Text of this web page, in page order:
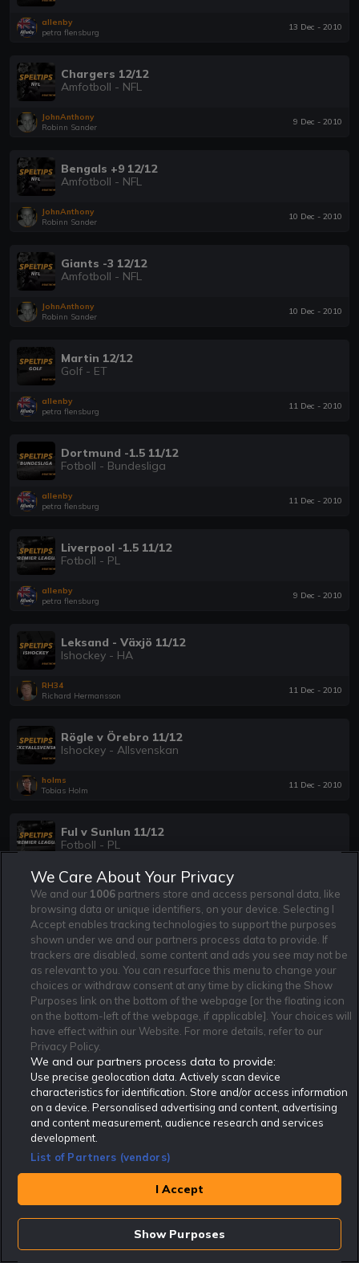
allenby
petra flensburg
13 Dec - 2010
Chargers 12/12
Amfotboll - NFL
JohnAnthony
Robinn Sander
9 Dec - 2010
Bengals +9 12/12
Amfotboll - NFL
JohnAnthony
Robinn Sander
10 Dec - 2010
Giants -3 12/12
Amfotboll - NFL
JohnAnthony
Robinn Sander
10 Dec - 2010
Martin 12/12
Golf - ET
allenby
petra flensburg
11 Dec - 2010
Dortmund -1.5 11/12
Fotboll - Bundesliga
allenby
petra flensburg
11 Dec - 2010
Liverpool -1.5 11/12
Fotboll - PL
allenby
petra flensburg
9 Dec - 2010
Leksand - Växjö 11/12
Ishockey - HA
RH34
Richard Hermansson
11 Dec - 2010
Rögle v Örebro 11/12
Ishockey - Allsvenskan
holms
Tobias Holm
11 Dec - 2010
Ful v Sunlun 11/12
Fotboll - PL
allenby
petra flensburg
(Slack) Colchester - Yeovil 11/12
Fotboll - League one
Slack
Michael Andersson
11 Dec - 2010
två spel 11/12
Fotboll - Bundesliga
allenby
petra flensburg
T. Tiitu-R. Sundstedt 11/12
Innebandy - VM
Don_Travolta
Fotboll - BL
allenby
We Care About Your Privacy
We and our 1006 partners store and access personal data, like
browsing data or unique identifiers, on your device. Selecting I
Accept enables tracking technologies to support the purposes
shown under we and our partners process data to provide. If
trackers are disabled, some content and ads you see may not be
as relevant to you. You can resurface this menu to change your
choices or withdraw consent at any time by clicking the Show
Purposes link on the bottom of the webpage [or the floating icon
on the bottom-left of the webpage, if applicable]. Your choices will
have effect within our Website. For more details, refer to our
Privacy Policy.
We and our partners process data to provide:
Use precise geolocation data. Actively scan device
characteristics for identification. Store and/or access information
on a device. Personalised advertising and content, advertising
and content measurement, audience research and services
development.
List of Partners (vendors)
I Accept
Show Purposes